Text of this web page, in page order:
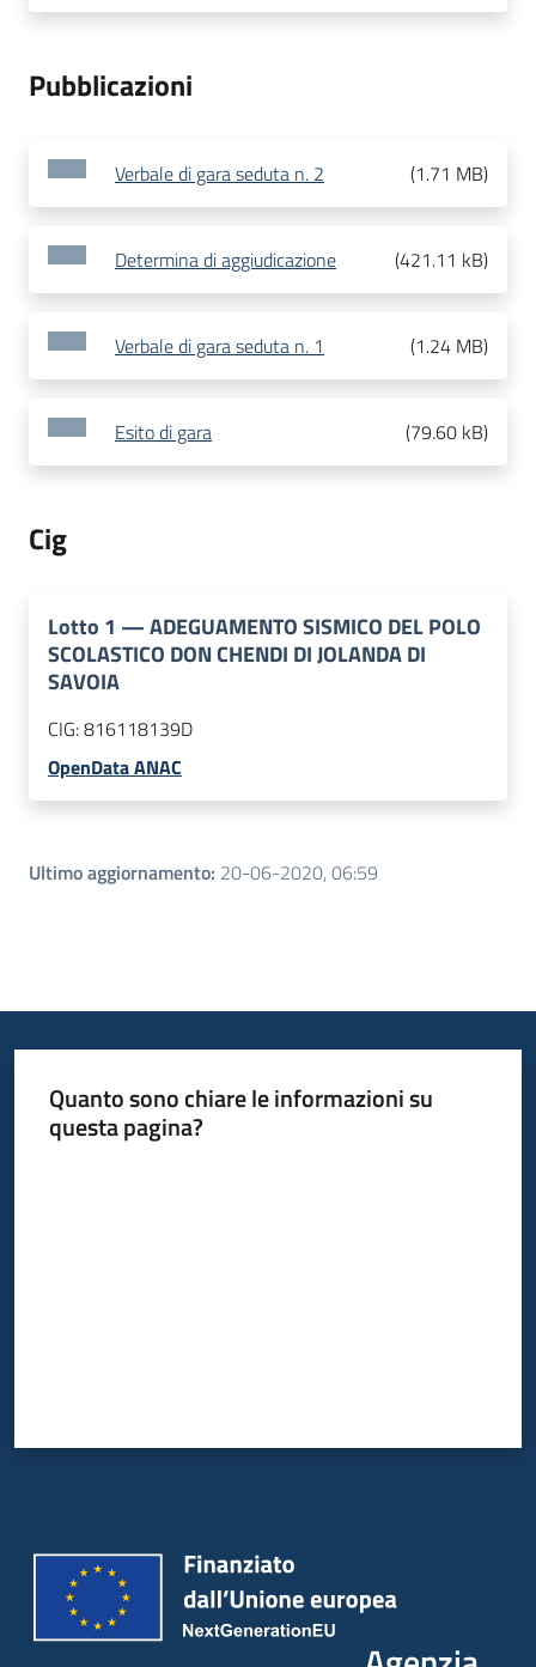
Pubblicazioni
Verbale di gara seduta n. 2 (1.71 MB)
Determina di aggiudicazione (421.11 kB)
Verbale di gara seduta n. 1 (1.24 MB)
Esito di gara (79.60 kB)
Cig
Lotto 1 —ADEGUAMENTO SISMICO DEL POLO
SCOLASTICO DON CHENDI DI JOLANDA DI
SAVOIA
CIG:816118139D
OpenData ANAC
Ultimo aggiornamento: 20-06-2020, 06:59
Quanto sono chiare le informazioni su
questa pagina?